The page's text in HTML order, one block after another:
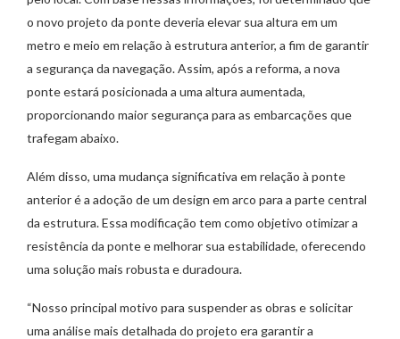
o novo projeto da ponte deveria elevar sua altura em um
metro e meio em relação à estrutura anterior, a fim de garantir
a segurança da navegação. Assim, após a reforma, a nova
ponte estará posicionada a uma altura aumentada,
proporcionando maior segurança para as embarcações que
trafegam abaixo.
Além disso, uma mudança significativa em relação à ponte
anterior é a adoção de um design em arco para a parte central
da estrutura. Essa modificação tem como objetivo otimizar a
resistência da ponte e melhorar sua estabilidade, oferecendo
uma solução mais robusta e duradoura.
“Nosso principal motivo para suspender as obras e solicitar
uma análise mais detalhada do projeto era garantir a